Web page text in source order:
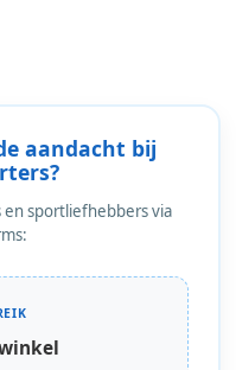
aandacht bij
sportliefhebbers via